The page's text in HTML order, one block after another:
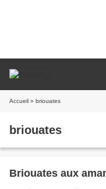
Accueil » briouates
briouates
Briouates aux